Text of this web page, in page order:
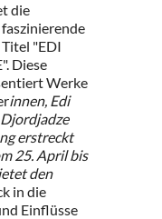
die
"EDI
Diese
Werke
innen, Edi
erstreckt
25. April bis
den
in die
Einflüsse